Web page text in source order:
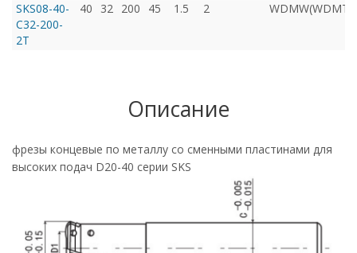
SKS08-40-
C32-200-
2T
40 32 200 45 1.5 2
Описание
фрезы концевые по металлу со сменными пластинами для
высоких подач D20-40 серии SKS